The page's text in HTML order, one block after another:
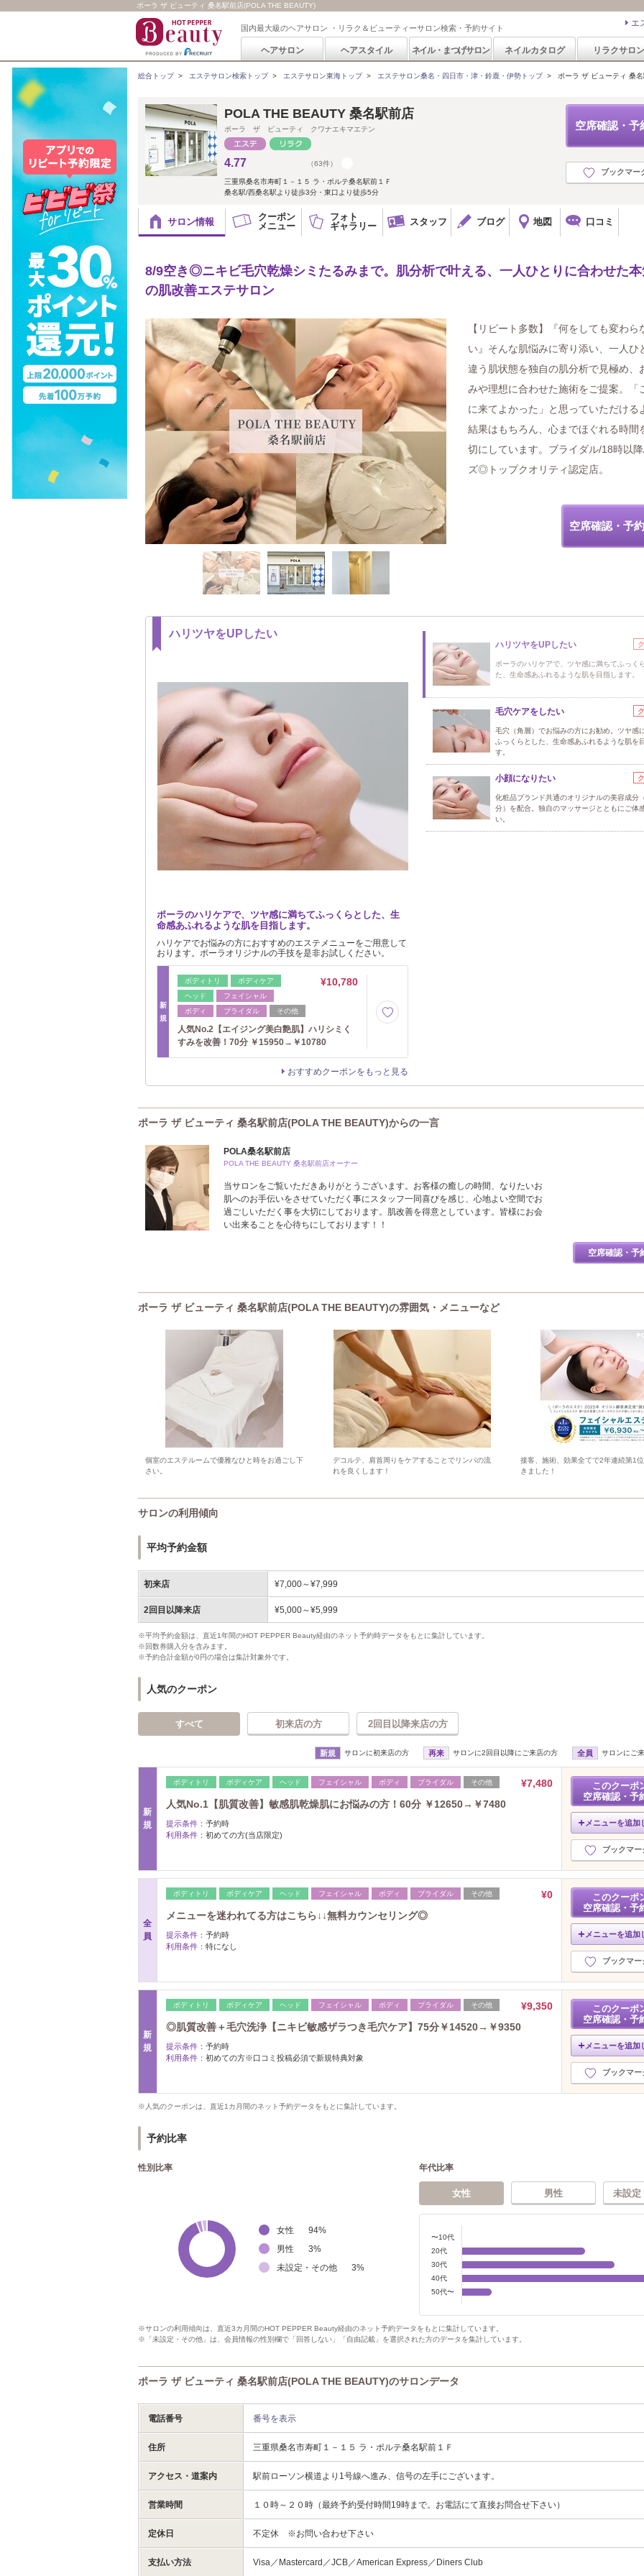
ポーラ ザ ビューティ 桑名駅前店(POLA THE BEAUTY)
国内最大級のヘアサロン ・リラク＆ビューティーサロン検索・予約サイト エ
ヘアサロン ヘアスタイル ネイル・まつげサロン ネイルカタログ リラクサロン
総合トップ> エステサロン検索トップ> エステサロン東海トップ> エステサロン桑名・四日市・津・鈴鹿・伊勢トップ> ポーラ ザ ビューティ 桑
空席確認・予
ブックマー
POLA THE BEAUTY 桑名駅前店
ポーラ ザ ビューティ クワナエキマエテン
4.77 （63件）
三重県桑名市寿町１－１５ ラ・ポルテ桑名駅前１Ｆ
桑名駅/西桑名駅より徒歩3分・東口より徒歩5分
サロン情報
クーポン
メニュー
フォト
ギャラリー
スタッフ ブログ 地図 口コミ
8/9空き◎ニキビ毛穴乾燥シミたるみまで。肌分析で叶える、一人ひとりに合わせた
の肌改善エステサロン
【リピート多数】『何をしても変わら
い』そんな肌悩みに寄り添い、一人ひ
違う肌状態を独自の肌分析で見極め、
みや理想に合わせた施術をご提案。「
に来てよかった」と思っていただける
結果はもちろん、心までほぐれる時間
切にしています。ブライダル/18時以
ズ◎トップクオリティ認定店。
空席確認・予
ハリツヤをUPしたい
ポーラのハリケアで、ツヤ感に満ちてふっくらとした、生
命感あふれるような肌を目指します。
ハリケアでお悩みの方におすすめのエステメニューをご用意して
おります。ポーラオリジナルの手技を是非お試しください。
新
規
ボディトリ
ボディケア
ヘッド
フェイシャル
ボディ
ブライダル その他
¥10,780
人気No.2【エイジング美白艶肌】ハリシミく
すみを改善！70分 ￥15950→￥10780
おすすめクーポンをもっと見る
ハリツヤをUPしたい
ポーラのハリケアで、ツヤ感に満ちてふっく
た、生命感あふれるような肌を目指します。
毛穴ケアをしたい
毛穴（角層）でお悩みの方にお勧め。ツヤ感
ふっくらとした、生命感あふれるような肌を
す。
小顔になりたい
化粧品ブランド共通のオリジナルの美容成分
分）を配合。独自のマッサージとともにご体
い。
ポーラ ザ ビューティ 桑名駅前店(POLA THE BEAUTY)からの一言
POLA桑名駅前店
POLA THE BEAUTY 桑名駅前店オーナー
当サロンをご覧いただきありがとうございます。お客様の癒しの時間、なりたいお
肌へのお手伝いをさせていただく事にスタッフ一同喜びを感じ、心地よい空間でお
過ごしいただく事を大切にしております。肌改善を得意としています。皆様にお会
い出来ることを心待ちにしております！！
空席確認・予
ポーラ ザ ビューティ 桑名駅前店(POLA THE BEAUTY)の雰囲気・メニューなど
個室のエステルームで優雅なひと時をお過ごし下
さい。
デコルテ、肩首周りをケアすることでリンパの流
れを良くします！
接客、施術、効果全てで2年連続第1
きました！
サロンの利用傾向
平均予約金額
初来店 ¥7,000～¥7,999
2回目以降来店 ¥5,000～¥5,999
※平均予約金額は、直近1年間のHOT PEPPER Beauty経由のネット予約時データをもとに集計しています。
※回数券購入分を含みます。
※予約合計金額が0円の場合は集計対象外です。
人気のクーポン
すべて 初来店の方 2回目以降来店の方
新規 サロンに初来店の方 再来 サロンに2回目以降にご来店の方 全員 サロンにご
新
規
ボディトリ ボディケア ヘッド フェイシャル ボディ ブライダル その他
¥7,480
人気No.1【肌質改善】敏感肌乾燥肌にお悩みの方！60分 ￥12650→￥7480
提示条件： 予約時
利用条件： 初めての方(当店限定)
このクーポ
空席確認・予
メニューを追加
ブックマー
全
員
ボディトリ ボディケア ヘッド フェイシャル ボディ ブライダル その他
¥0
メニューを迷われてる方はこちら↓↓無料カウンセリング◎
提示条件： 予約時
利用条件： 特になし
このクーポ
空席確認・予
メニューを追加
ブックマー
新
規
ボディトリ ボディケア ヘッド フェイシャル ボディ ブライダル その他
¥9,350
◎肌質改善＋毛穴洗浄【ニキビ敏感ザラつき毛穴ケア】75分￥14520→￥9350
提示条件： 予約時
利用条件： 初めての方※口コミ投稿必須で新規特典対象
このクーポ
空席確認・予
メニューを追加
ブックマー
※人気のクーポンは、直近1カ月間のネット予約データをもとに集計しています。
予約比率
性別比率
女性 94%
男性
3%
未設定・その他
3%
年代比率
女性 男性 未設定
〜10代
20代
30代
40代
50代〜
※サロンの利用傾向は、直近3カ月間のHOT PEPPER Beauty経由のネット予約データをもとに集計しています。
※「未設定・その他」は、会員情報の性別欄で「回答しない」「自由記載」を選択された方のデータを集計しています。
ポーラ ザ ビューティ 桑名駅前店(POLA THE BEAUTY)のサロンデータ
電話番号 番号を表示
住所 三重県桑名市寿町１－１５ ラ・ポルテ桑名駅前１Ｆ
アクセス・道案内 駅前ローソン横道より1号線へ進み、信号の左手にございます。
営業時間 １０時～２０時（最終予約受付時間19時まで。お電話にて直接お問合せ下さい）
定休日 不定休 ※お問い合わせ下さい
支払い方法 Visa／Mastercard／JCB／American Express／Diners Club